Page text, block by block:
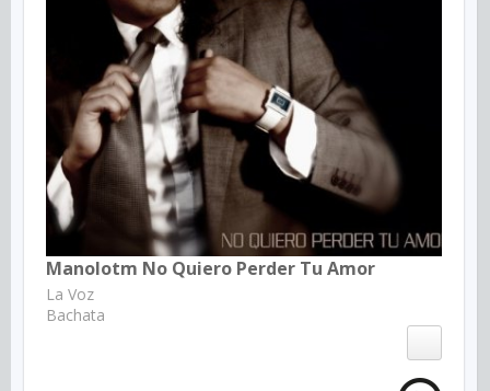
Manolotm No Quiero Perder Tu Amor
La Voz
Bachata